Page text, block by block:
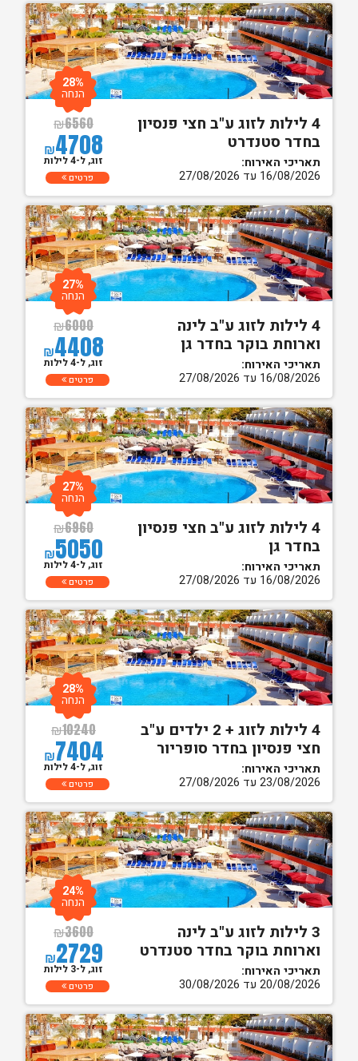
4 לילות לזוג ע"ב חצי פנסיון
בחדר סטנדרט
תאריכי האירוח:
16/08/2026 עד 27/08/2026
₪6560
₪4708
28%
הנחה
זוג, ל-4 לילות
פרטים
4 לילות לזוג ע"ב לינה
וארוחת בוקר בחדר גן
תאריכי האירוח:
16/08/2026 עד 27/08/2026
₪6000
₪4408
27%
הנחה
זוג, ל-4 לילות
פרטים
4 לילות לזוג ע"ב חצי פנסיון
בחדר גן
תאריכי האירוח:
16/08/2026 עד 27/08/2026
₪6960
₪5050
27%
הנחה
זוג, ל-4 לילות
פרטים
4 לילות לזוג + 2 ילדים ע"ב
חצי פנסיון בחדר סופריור
תאריכי האירוח:
23/08/2026 עד 27/08/2026
₪10240
₪7404
28%
הנחה
זוג, ל-4 לילות
פרטים
3 לילות לזוג ע"ב לינה
וארוחת בוקר בחדר סטנדרט
תאריכי האירוח:
20/08/2026 עד 30/08/2026
₪3600
₪2729
24%
הנחה
זוג, ל-3 לילות
פרטים